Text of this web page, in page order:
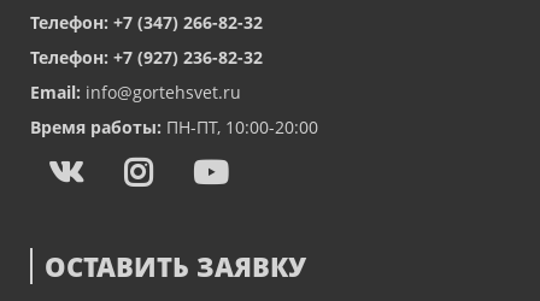
Телефон: +7 (347) 266-82-32
Телефон: +7 (927) 236-82-32
Email: info@gortehsvet.ru
Время работы: ПН-ПТ, 10:00-20:00
ОСТАВИТЬ ЗАЯВКУ